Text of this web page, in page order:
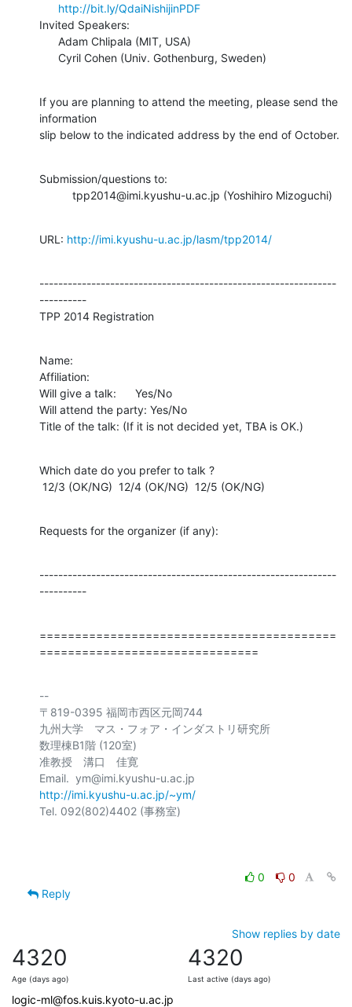
http://bit.ly/QdaiNishijinPDF
Invited Speakers:
      Cyril Cohen (Univ. Gothenburg, Sweden)
If you are planning to attend the meeting, please send the
information
slip below to the indicated address by the end of October.
Submission/questions to:
tpp2014@imi.kyushu-u.ac.jp (Yoshihiro Mizoguchi)
URL: http://imi.kyushu-u.ac.jp/lasm/tpp2014/
---------------------------------------------------------------
----------
TPP 2014 Registration
Name:
Affiliation:
Will give a talk:      Yes/No
Will attend the party: Yes/No
Title of the talk: (If it is not decided yet, TBA is OK.)
Which date do you prefer to talk ?
12/3 (OK/NG)  12/4 (OK/NG)  12/5 (OK/NG)
Requests for the organizer (if any):
---------------------------------------------------------------
----------
==========================================
===============================
--
〒819-0395 福岡市西区元岡744
九州大学　マス・フォア・インダストリ研究所
数理棟B1階 (120室)
准教授　溝口　佳寛
http://imi.kyushu-u.ac.jp/~ym/
Tel. 092(802)4402 (事務室)
0
0
Reply
Show replies by date
4320
Age (days ago)
4320
Last active (days ago)
logic-ml@fos.kuis.kyoto-u.ac.jp